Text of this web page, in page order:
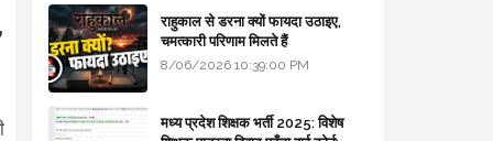
राहुकाल से डरना क्यों फायदा उठाइए,
चमत्कारी परिणाम मिलते हैं
8/06/2026 10:39:00 PM
मध्य प्रदेश शिक्षक भर्ती 2025: विशेष